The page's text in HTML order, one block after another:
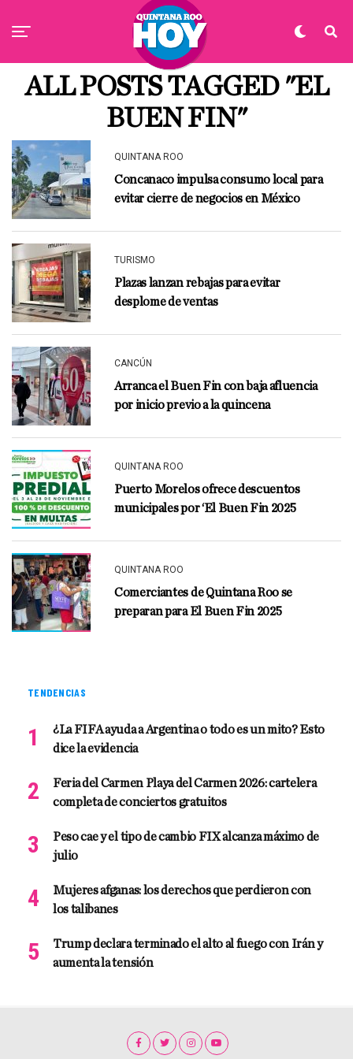
ALL POSTS TAGGED "EL
BUEN FIN"
QUINTANA ROO
Concanaco impulsa consumo local para
evitar cierre de negocios en México
TURISMO
Plazas lanzan rebajas para evitar
desplome de ventas
CANCÚN
Arranca el Buen Fin con baja afluencia
por inicio previo a la quincena
QUINTANA ROO
Puerto Morelos ofrece descuentos
municipales por ‘El Buen Fin 2025
QUINTANA ROO
Comerciantes de Quintana Roo se
preparan para El Buen Fin 2025
TENDENCIAS
¿La FIFA ayuda a Argentina o todo es un mito? Esto
dice la evidencia
Feria del Carmen Playa del Carmen 2026: cartelera
completa de conciertos gratuitos
Peso cae y el tipo de cambio FIX alcanza máximo de
julio
Mujeres afganas: los derechos que perdieron con
los talibanes
Trump declara terminado el alto al fuego con Irán y
aumenta la tensión